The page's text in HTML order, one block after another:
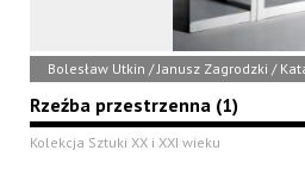
Bolesław Utkin / Janusz Zagrodzki /
Rzeźba przestrzenna (1)
Kolekcja Sztuki XX i XXI wieku